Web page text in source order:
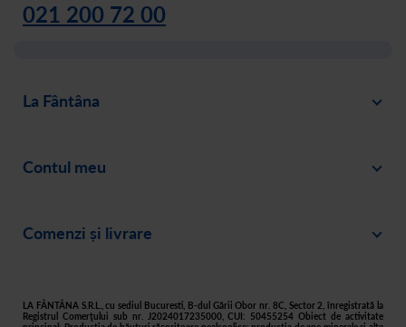
021 200 72 00
La Fântâna
Despre noi
Recomandă un prieten
Filtre apă acasă
Contul meu
Creează-ți cont
Asistență
Comenzi și livrare
Livrare
LA FÂNTÂNA S.R.L., cu sediul Bucuresti, B-dul Gării Obor nr. 8C, Sector 2, înregistrată la
Registrul Comerţului sub nr. J2024017235000, CUI: 50455254 Obiect de activitate